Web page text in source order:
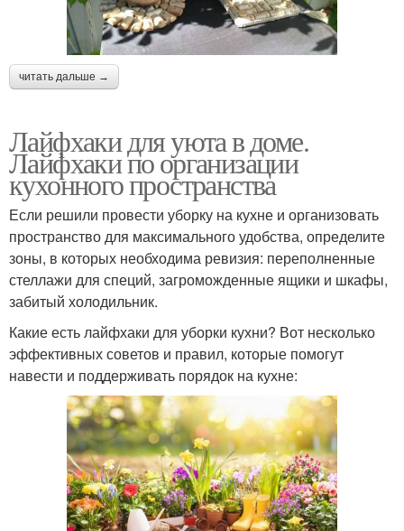
читать дальше →
Лайфхаки для уюта в доме.
Лайфхаки по организации
кухонного пространства
Если решили провести уборку на кухне и организовать
пространство для максимального удобства, определите
зоны, в которых необходима ревизия: переполненные
стеллажи для специй, загроможденные ящики и шкафы,
забитый холодильник.
Какие есть лайфхаки для уборки кухни? Вот несколько
эффективных советов и правил, которые помогут
навести и поддерживать порядок на кухне: